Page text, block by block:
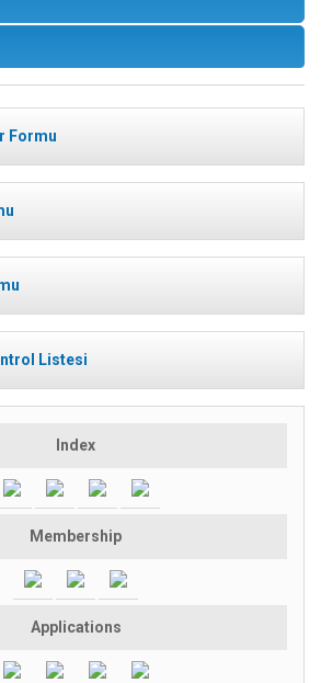
Formu
Listesi
Index
Membership
Applications